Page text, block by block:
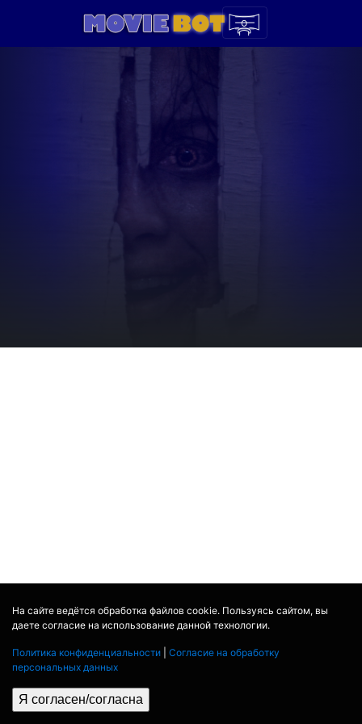
На сайте ведётся обработка файлов cookie. Пользуясь сайтом, вы
даете согласие на использование данной технологии.
Политика конфиденциальности
Согласие на обработку
персональных данных
Я согласен/согласна